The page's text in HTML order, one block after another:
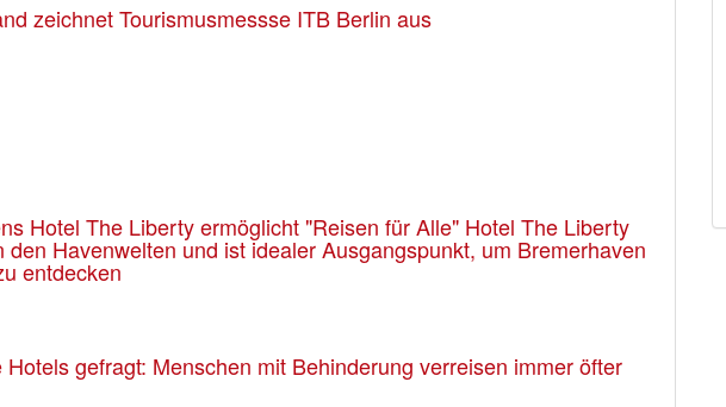
zeichnet Tourismusmessse ITB Berlin aus
Hotel The Liberty ermöglicht "Reisen für Alle" Hotel The Liberty
den Havenwelten und ist idealer Ausgangspunkt, um Bremerhaven
entdecken
Hotels gefragt: Menschen mit Behinderung verreisen immer öfter